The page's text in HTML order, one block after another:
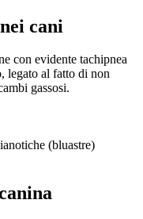
cani
con evidente tachipnea
legato al fatto di non
gassosi.
(bluastre)